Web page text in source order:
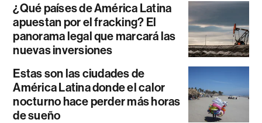
¿Qué países de América Latina
apuestan por el fracking? El
panorama legal que marcará las
nuevas inversiones
Estas son las ciudades de
América Latina donde el calor
nocturno hace perder más horas
de sueño